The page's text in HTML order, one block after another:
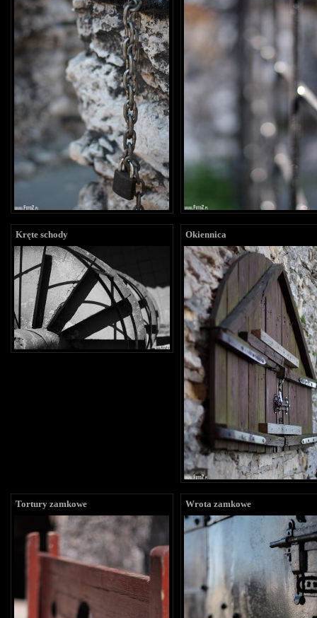
Kręte schody Okiennica
Tortury zamkowe Wrota zamkowe